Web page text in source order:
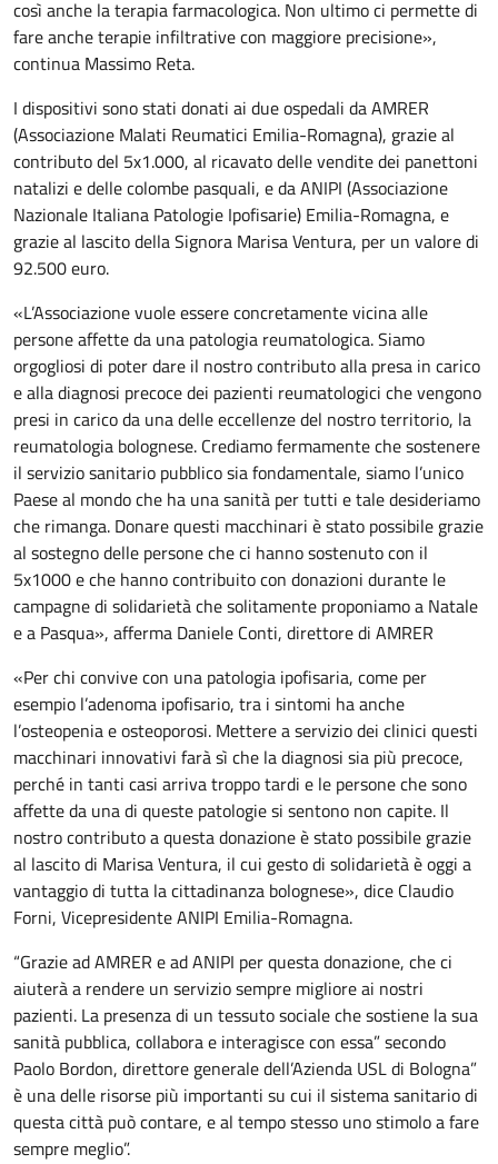
così anche la terapia farmacologica. Non ultimo ci permette di
fare anche terapie infiltrative con maggiore precisione»,
continua Massimo Reta.
I dispositivi sono stati donati ai due ospedali da AMRER
(Associazione Malati Reumatici Emilia-Romagna), grazie al
contributo del 5x1.000, al ricavato delle vendite dei panettoni
natalizi e delle colombe pasquali, e da ANIPI (Associazione
Nazionale Italiana Patologie Ipofisarie) Emilia-Romagna, e
grazie al lascito della Signora Marisa Ventura, per un valore di
92.500 euro.
«L’Associazione vuole essere concretamente vicina alle
persone affette da una patologia reumatologica. Siamo
orgogliosi di poter dare il nostro contributo alla presa in carico
e alla diagnosi precoce dei pazienti reumatologici che vengono
presi in carico da una delle eccellenze del nostro territorio, la
reumatologia bolognese. Crediamo fermamente che sostenere
il servizio sanitario pubblico sia fondamentale, siamo l’unico
Paese al mondo che ha una sanità per tutti e tale desideriamo
che rimanga. Donare questi macchinari è stato possibile grazie
al sostegno delle persone che ci hanno sostenuto con il
5x1000 e che hanno contribuito con donazioni durante le
campagne di solidarietà che solitamente proponiamo a Natale
e a Pasqua», afferma Daniele Conti, direttore di AMRER
«Per chi convive con una patologia ipofisaria, come per
esempio l’adenoma ipofisario, tra i sintomi ha anche
l’osteopenia e osteoporosi. Mettere a servizio dei clinici questi
macchinari innovativi farà sì che la diagnosi sia più precoce,
perché in tanti casi arriva troppo tardi e le persone che sono
affette da una di queste patologie si sentono non capite. Il
nostro contributo a questa donazione è stato possibile grazie
al lascito di Marisa Ventura, il cui gesto di solidarietà è oggi a
vantaggio di tutta la cittadinanza bolognese», dice Claudio
Forni, Vicepresidente ANIPI Emilia-Romagna.
“Grazie ad AMRER e ad ANIPI per questa donazione, che ci
aiuterà a rendere un servizio sempre migliore ai nostri
pazienti. La presenza di un tessuto sociale che sostiene la sua
sanità pubblica, collabora e interagisce con essa” secondo
Paolo Bordon, direttore generale dell’Azienda USL di Bologna”
è una delle risorse più importanti su cui il sistema sanitario di
questa città può contare, e al tempo stesso uno stimolo a fare
sempre meglio”.